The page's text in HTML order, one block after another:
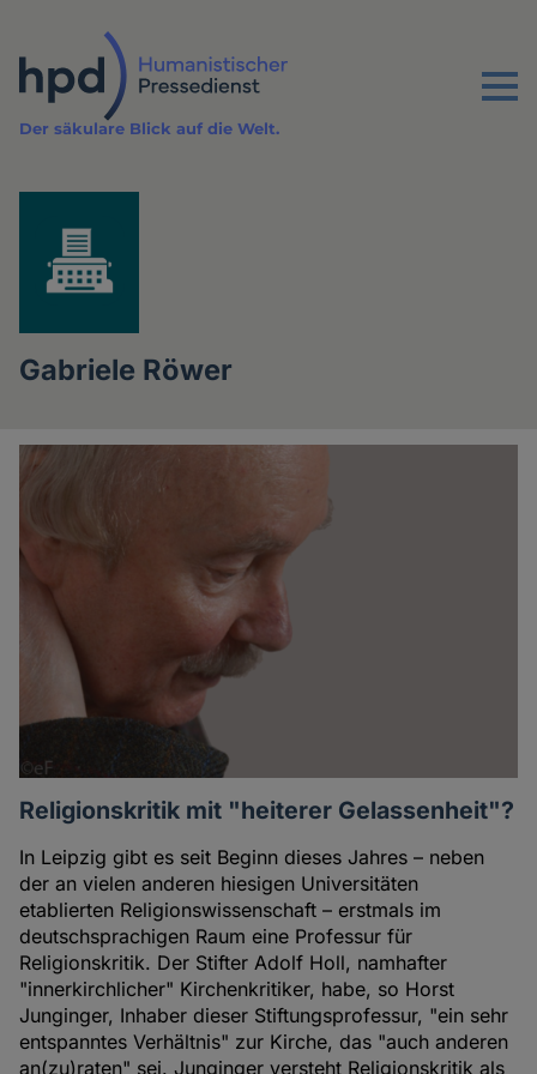
Inhalt
Menu
Der säkulare Blick auf die Welt.
Gabriele Röwer
Artikel
Autorin
Religionskritik mit "heiterer Gelassenheit"?
In Leipzig gibt es seit Beginn dieses Jahres – neben
der an vielen anderen hiesigen Universitäten
etablierten Religionswissenschaft – erstmals im
deutschsprachigen Raum eine Professur für
Religionskritik. Der Stifter Adolf Holl, namhafter
"innerkirchlicher" Kirchenkritiker, habe, so Horst
Junginger, Inhaber dieser Stiftungsprofessur, "ein sehr
entspanntes Verhältnis" zur Kirche, das "auch anderen
an(zu)raten" sei. Junginger versteht Religionskritik als